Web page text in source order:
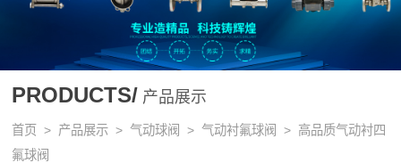
PRODUCTS/ 产品展示
首页 > 产品展示 >气动球阀 >气动衬氟球阀
> 高品质气动衬四
氟球阀